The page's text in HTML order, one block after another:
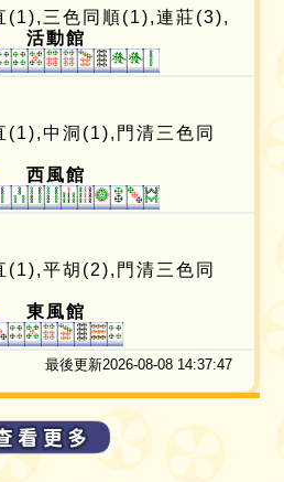
(1),三色同順(1),連莊(3),
活動館
(1),中洞(1),門清三色同
西風館
(1),平胡(2),門清三色同
東風館
最後更新2026-08-08 14:37:47